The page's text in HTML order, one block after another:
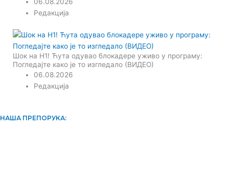
Редакција
Шок на Н1! Ћута одувао блокадере уживо у програму:
Погледајте како је то изгледало (ВИДЕО)
06.08.2026
Редакција
НАША ПРЕПОРУКА: